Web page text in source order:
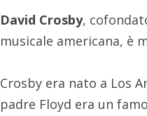
David Crosby,
musicale americana, è
Crosby era nato a Los
padre Floyd era un